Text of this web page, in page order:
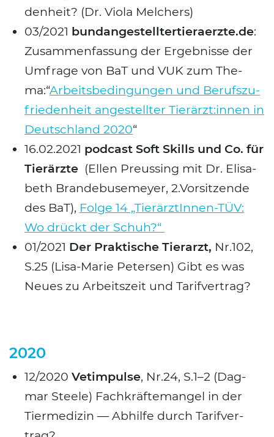
den­heit? (Dr. Vio­la Mel­ch­ers)
03/2021 bundangestelltertieraerzte.de:
Zusam­men­fas­sung der Ergeb­nis­se der
Umfra­ge von BaT und VUK zum The­
ma:“Arbeits­be­din­gun­gen und Berufs­zu­
frie­den­heit ange­stell­ter Tierärzt:innen in
Deutsch­land 2020“
16.02.2021 pod­cast Soft Skills und Co. für
Tier­ärz­te (Ellen Preus­sing mit Dr. Eli­sa­
beth Bran­de­bu­se­mey­er, 2.Vorsitzende
des BaT), Fol­ge 14 „Tier­ärz­tIn­nen-TÜV:
Wo drückt der Schuh?“
01/2021 Der Prak­ti­sche Tier­arzt, Nr.102,
S.25 (Lisa-Marie Peter­sen) Gibt es was
Neu­es zu Arbeits­zeit und Tarif­ver­trag?
2020
12/2020 Vet­im­pul­se, Nr.24, S.1–2 (Dag­
mar Ste­e­le) Fach­kräf­te­man­gel in der
Tier­me­di­zin — Abhil­fe durch Tarif­ver­